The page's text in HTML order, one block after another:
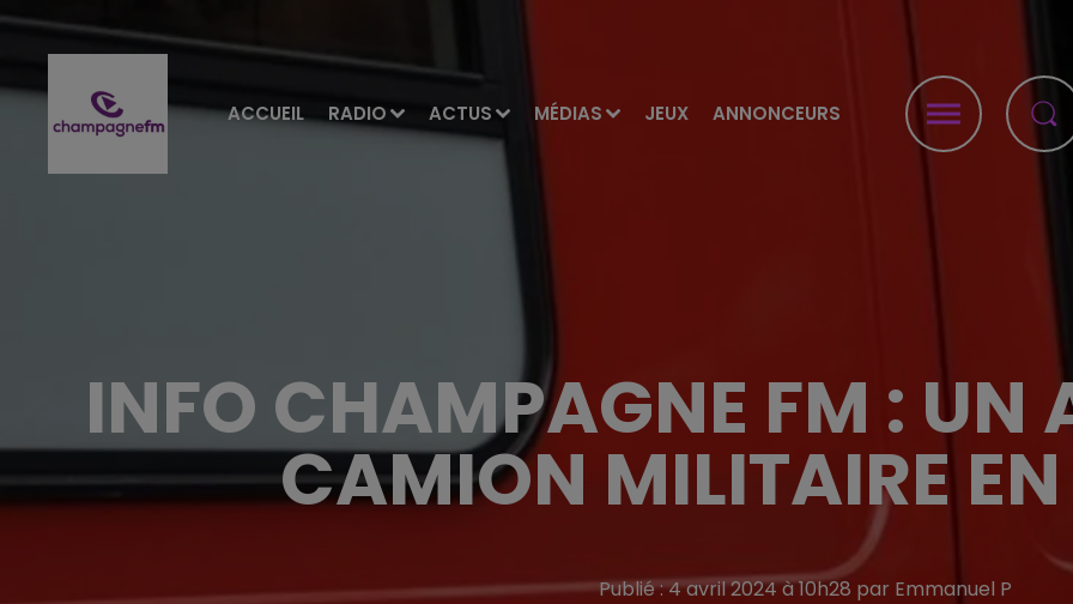
ACCUEIL RADIO ACTUS MÉDIAS JEUX ANNONCEURS
INFO CHAMPAGNE FM : UN
CAMION MILITAIRE
Publié : 4 avril 2024 à 10h28 par Emmanuel P